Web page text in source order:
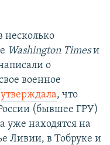
несколько
Washington Timesи
о
военное
утверждала, что
(бывшее ГРУ)
уже находятся на
Ливии, в Тобруке и